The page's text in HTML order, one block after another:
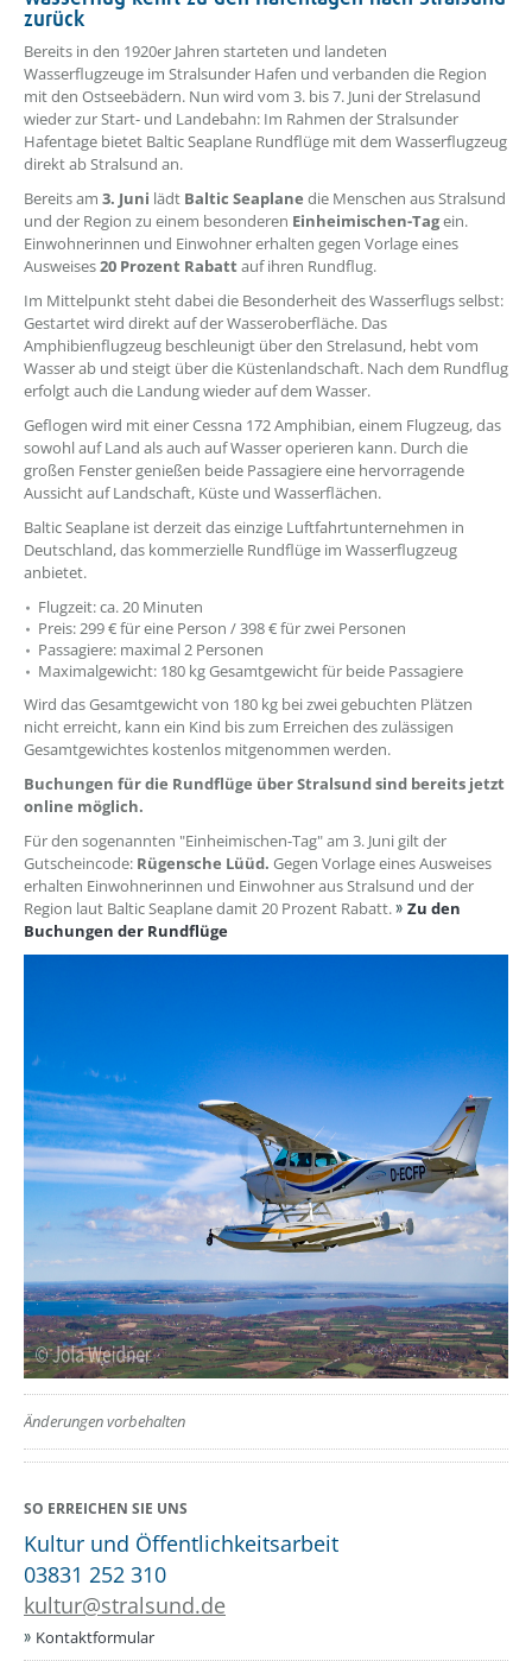
zurück
??? absaetzeOben[1]/titel ???
Bereits in den 1920er Jahren starteten und landeten
Wasserflugzeuge im Stralsunder Hafen und verbanden die Region
mit den Ostseebädern. Nun wird vom 3. bis 7. Juni der Strelasund
wieder zur Start- und Landebahn: Im Rahmen der Stralsunder
Hafentage bietet Baltic Seaplane Rundflüge mit dem Wasserflugzeug
direkt ab Stralsund an.
Bereits am 3. Juni lädt Baltic Seaplane die Menschen aus Stralsund
und der Region zu einem besonderen Einheimischen-Tagein.
Einwohnerinnen und Einwohner erhalten gegen Vorlage eines
Ausweises20 Prozent Rabattauf ihren Rundflug.
Im Mittelpunkt steht dabei die Besonderheit des Wasserflugs selbst:
Gestartet wird direkt auf der Wasseroberfläche. Das
Amphibienflugzeug beschleunigt über den Strelasund, hebt vom
Wasser ab und steigt über die Küstenlandschaft. Nach dem Rundflug
erfolgt auch die Landung wieder auf dem Wasser.
Geflogen wird mit einer Cessna 172 Amphibian, einem Flugzeug, das
sowohl auf Land als auch auf Wasser operieren kann. Durch die
großen Fenster genießen beide Passagiere eine hervorragende
Aussicht auf Landschaft, Küste und Wasserflächen.
Baltic Seaplane ist derzeit das einzige Luftfahrtunternehmen in
Deutschland, das kommerzielle Rundflüge im Wasserflugzeug
anbietet.
Flugzeit: ca. 20 Minuten
Preis: 299 € für eine Person / 398 € für zwei Personen
Passagiere: maximal 2 Personen
Maximalgewicht: 180 kg Gesamtgewicht für beide Passagiere
Wird das Gesamtgewicht von 180 kg bei zwei gebuchten Plätzen
nicht erreicht, kann ein Kind bis zum Erreichen des zulässigen
Gesamtgewichtes kostenlos mitgenommen werden.
Buchungen für die Rundflüge über Stralsund sind bereits jetzt
online möglich.
Für den sogenannten "Einheimischen-Tag" am 3. Juni gilt der
Gutscheincode: Rügensche Lüüd. Gegen Vorlage eines Ausweises
erhalten Einwohnerinnen und Einwohner aus Stralsund und der
Region laut Baltic Seaplane damit 20 Prozent Rabatt.
Zu den
Buchungen der Rundflüge
??? absaetzeUnten[1]/titel ???
Änderungen vorbehalten
SO ERREICHEN SIE UNS
Kultur und Öffentlichkeitsarbeit
03831 252 310
kultur@stralsund.de
Kontaktformular